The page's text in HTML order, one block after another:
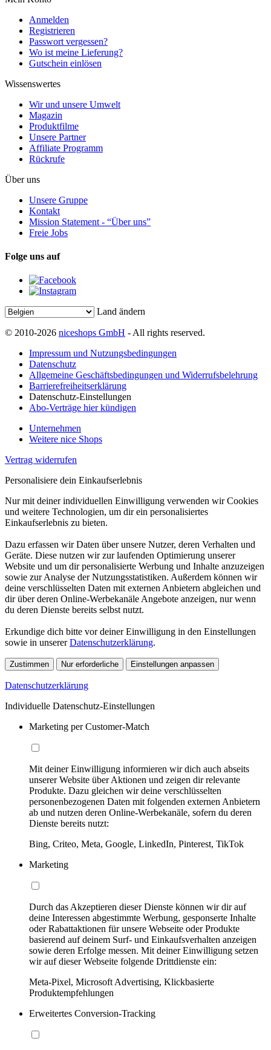
Anmelden
Registrieren
Passwort vergessen?
Wo ist meine Lieferung?
Gutschein einlösen
Wissenswertes
Wir und unsere Umwelt
Magazin
Produktfilme
Unsere Partner
Affiliate Programm
Rückrufe
Über uns
Unsere Gruppe
Kontakt
Mission Statement - “Über uns”
Freie Jobs
Folge uns auf
Land ändern
© 2010-2026 niceshops GmbH - All rights reserved.
Impressum und Nutzungsbedingungen
Datenschutz
Allgemeine Geschäftsbedingungen und Widerrufsbelehrung
Barrierefreiheitserklärung
Datenschutz-Einstellungen
Abo-Verträge hier kündigen
Unternehmen
Weitere nice Shops
Vertrag widerrufen
Personalisiere dein Einkaufserlebnis
Nur mit deiner individuellen Einwilligung verwenden wir Cookies
und weitere Technologien, um dir ein personalisiertes
Einkaufserlebnis zu bieten.
Dazu erfassen wir Daten über unsere Nutzer, deren Verhalten und
Geräte. Diese nutzen wir zur laufenden Optimierung unserer
Website und um dir personalisierte Werbung und Inhalte anzuzeigen
sowie zur Analyse der Nutzungsstatistiken. Außerdem können wir
deine verschlüsselten Daten mit externen Anbietern abgleichen und
dir über deren Online-Werbekanäle Angebote anzeigen, nur wenn
du deren Dienste bereits selbst nutzt.
Erkundige dich bitte vor deiner Einwilligung in den Einstellungen
sowie in unsererDatenschutzerklärung.
Zustimmen Nur erforderliche Einstellungen anpassen
Datenschutzerklärung
Individuelle Datenschutz-Einstellungen
Marketing per Customer-Match
Mit deiner Einwilligung informieren wir dich auch abseits
unserer Website über Aktionen und zeigen dir relevante
Produkte. Dazu gleichen wir deine verschlüsselten
personenbezogenen Daten mit folgenden externen Anbietern
ab und nutzen deren Online-Werbekanäle, sofern du deren
Dienste bereits nutzt:
Bing, Criteo, Meta, Google, LinkedIn, Pinterest, TikTok
Marketing
Durch das Akzeptieren dieser Dienste können wir dir auf
deine Interessen abgestimmte Werbung, gesponserte Inhalte
oder Rabattaktionen für unsere Webseite oder Produkte
basierend auf deinem Surf- und Einkaufsverhalten anzeigen
sowie deren Erfolge messen. Mit deiner Einwilligung setzen
wir auf dieser Webseite folgende Drittdienste ein:
Meta-Pixel, Microsoft Advertising, Klickbasierte
Produktempfehlungen
Erweitertes Conversion-Tracking